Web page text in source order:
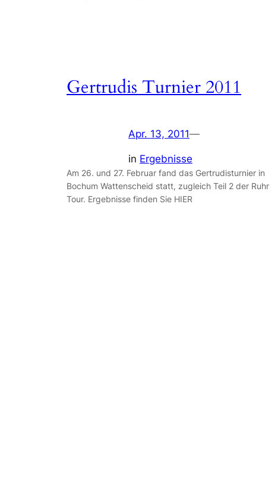
Gertrudis Turnier 2011
Apr. 13, 2011—
in Ergebnisse
Am 26. und 27. Februar fand das Gertrudisturnier in
Bochum Wattenscheid statt, zugleich Teil 2 der Ruhr
Tour. Ergebnisse finden Sie HIER